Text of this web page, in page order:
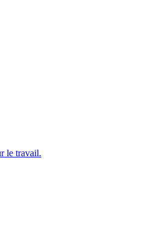
le travail.